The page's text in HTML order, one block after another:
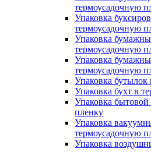
термоусадочную
Упаковка
термоусадочную
Упаковка
термоусадочную
Упаковка
термоусадочную
Упаковка
Упаковка бухт в
Упаковка
пленку
Упаковка
термоусадочную
Упаковка